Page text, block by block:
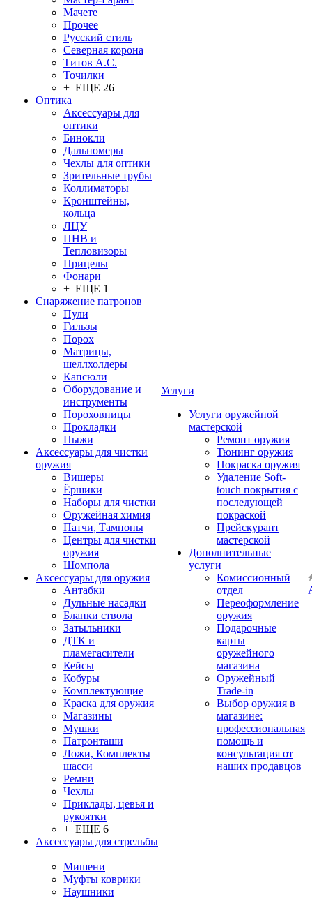
Мачете
Прочее
Русский стиль
Северная корона
Титов А.С.
Точилки
+ ЕЩЕ 26
Оптика
Аксессуары для
оптики
Бинокли
Дальномеры
Чехлы для оптики
Зрительные трубы
Коллиматоры
Кронштейны,
кольца
ЛЦУ
ПНВ и
Тепловизоры
Прицелы
Фонари
+ ЕЩЕ 1
Снаряжение патронов
Пули
Гильзы
Порох
Матрицы,
шеллхолдеры
Капсюли
Оборудование и
инструменты
Пороховницы
Прокладки
Пыжи
Аксессуары для чистки
оружия
Вишеры
Ёршики
Наборы для чистки
Оружейная химия
Патчи, Тампоны
Центры для чистки
оружия
Шомпола
Аксессуары для оружия
Антабки
Дульные насадки
Бланки ствола
Затыльники
ДТК и
пламегасители
Кейсы
Кобуры
Комплектующие
Краска для оружия
Магазины
Мушки
Патронташи
Ложи, Комплекты
шасси
Ремни
Чехлы
Приклады, цевья и
рукоятки
+ ЕЩЕ 6
Аксессуары для стрельбы
Мишени
Муфты коврики
Наушники
Услуги
Услуги оружейной
мастерской
Ремонт оружия
Тюнинг оружия
Покраска оружия
Удаление Soft-
touch покрытия с
последующей
покраской
Прейскурант
мастерской
Дополнительные
услуги
Комиссионный
отдел
Переоформление
оружия
Подарочные
карты
оружейного
магазина
Оружейный
Trade-in
Выбор оружия в
магазине:
профессиональная
помощь и
консультация от
наших продавцов